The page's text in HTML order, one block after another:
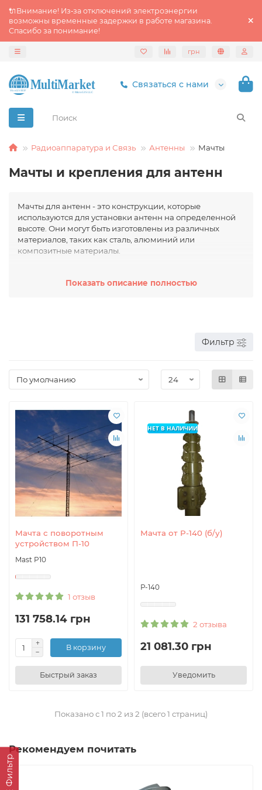
🔌Внимание! Из‑за отключений электроэнергии
возможны временные задержки в работе магазина.
Спасибо за понимание!
грн
Связаться с нами
Радиоаппаратура и Связь Антенны Мачты
Мачты и крепления для антенн
Фильтр
Мачты для антенн - это конструкции, которые
используются для установки антенн на определенной
высоте. Они могут быть изготовлены из различных
материалов, таких как сталь, алюминий или
композитные материалы.
конструкции в зависимости от требований и условий
чтобы облегчить установку и обслуживание антенн. Они
также могут быть оборудованы системами защиты от
Мачты для антенн используются в различных отраслях,
таких как телекоммуникации, радиовещание, военная
связь, наблюдение и многие другие.
Показать описание полностью
Фильтр
Мачта с поворотным
устройством П-10
Mast P10
1 отзыв
131 758.14 грн
В корзину
Быстрый заказ
Мачта от Р-140 (б/у)
Р-140
2 отзыва
НЕТ В НАЛИЧИИ
21 081.30 грн
Уведомить
Показано с 1 по 2 из 2 (всего 1 страниц)
Рекомендуем почитать